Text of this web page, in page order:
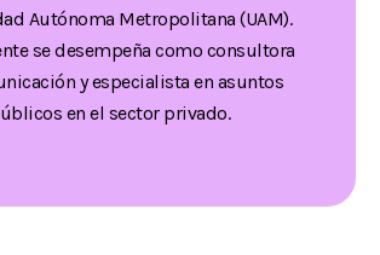
Autónoma Metropolitana (UAM).
se desempeña como consultora
y especialista en asuntos
en el sector privado.